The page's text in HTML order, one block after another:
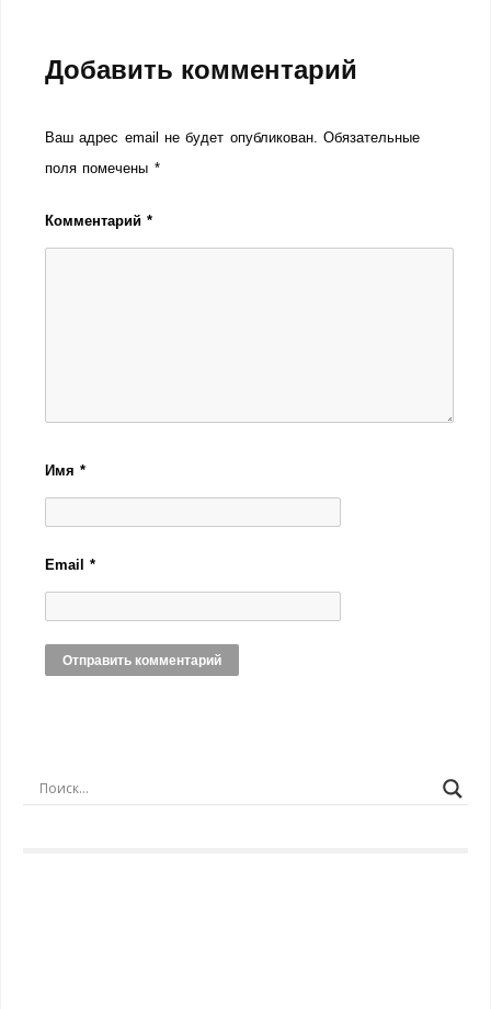
Добавить комментарий
Ваш адрес email не будет опубликован. Обязательные
поля помечены *
Комментарий*
Имя*
Email*